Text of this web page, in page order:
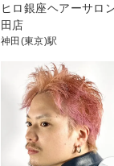
ヒロ銀座ヘアーサロ
田店
神田(東京)駅